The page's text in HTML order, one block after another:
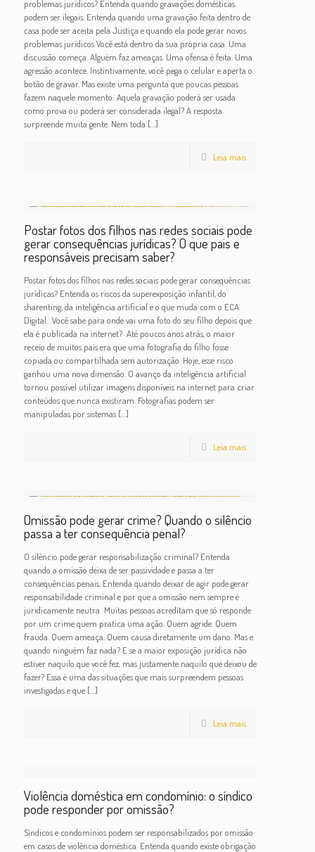
problemas jurídicos? Entenda quando gravações domésticas
podem ser ilegais. Entenda quando uma gravação feita dentro de
casa pode ser aceita pela Justiça e quando ela pode gerar novos
problemas jurídicos Você está dentro da sua própria casa. Uma
discussão começa. Alguém faz ameaças. Uma ofensa é feita. Uma
agressão acontece. Instintivamente, você pega o celular e aperta o
botão de gravar. Mas existe uma pergunta que poucas pessoas
fazem naquele momento: Aquela gravação poderá ser usada
como prova ou poderá ser considerada ilegal? A resposta
surpreende muita gente. Nem toda […]
Leia mais
Postar fotos dos filhos nas redes sociais pode
gerar consequências jurídicas? O que pais e
responsáveis precisam saber?
Postar fotos dos filhos nas redes sociais pode gerar consequências
jurídicas? Entenda os riscos da superexposição infantil, do
sharenting, da inteligência artificial e o que muda com o ECA
Digital. Você sabe para onde vai uma foto do seu filho depois que
ela é publicada na internet? Até poucos anos atrás, o maior
receio de muitos pais era que uma fotografia do filho fosse
copiada ou compartilhada sem autorização. Hoje, esse risco
ganhou uma nova dimensão. O avanço da inteligência artificial
tornou possível utilizar imagens disponíveis na internet para criar
conteúdos que nunca existiram. Fotografias podem ser
manipuladas por sistemas[…]
Leia mais
Omissão pode gerar crime? Quando o silêncio
passa a ter consequência penal?
O silêncio pode gerar responsabilização criminal? Entenda
quando a omissão deixa de ser passividade e passa a ter
consequências penais. Entenda quando deixar de agir pode gerar
responsabilidade criminal e por que a omissão nem sempre é
juridicamente neutra Muitas pessoas acreditam que só responde
por um crime quem pratica uma ação. Quem agride. Quem
frauda. Quem ameaça. Quem causa diretamente um dano. Mas e
quando ninguém faz nada? E se a maior exposição jurídica não
estiver naquilo que você fez, mas justamente naquilo que deixou de
fazer? Essa é uma das situações que mais surpreendem pessoas
investigadas e que[…]
Leia mais
Violência doméstica em condomínio: o síndico
pode responder por omissão?
Síndicos e condomínios podem ser responsabilizados por omissão
em casos de violência doméstica. Entenda quando existe obrigação